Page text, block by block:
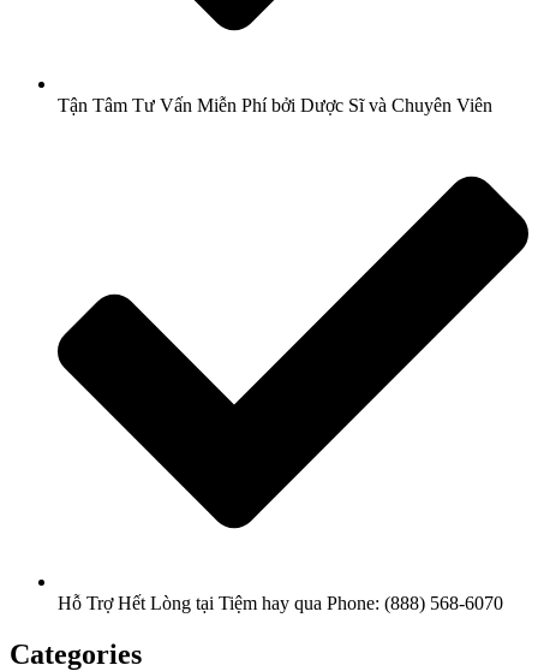
Tận Tâm Tư Vấn Miễn Phí bởi Dược Sĩ và Chuyên Viên
Hỗ Trợ Hết Lòng tại Tiệm hay qua Phone: (888) 568-6070
Categories